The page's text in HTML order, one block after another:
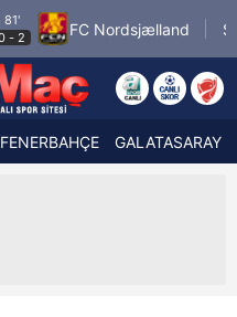
FC Nordsjælland SC Braga
FENERBAHÇE GALATASARAY